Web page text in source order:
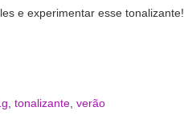
e experimentar esse tonalizante!
tonalizante verão